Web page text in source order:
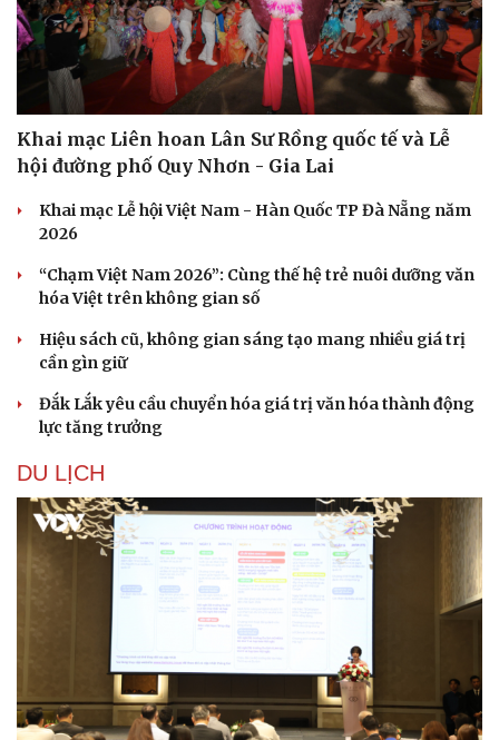
Khai mạc Liên hoan Lân Sư Rồng quốc tế và Lễ
hội đường phố Quy Nhơn - Gia Lai
Khai mạc Lễ hội Việt Nam - Hàn Quốc TP Đà Nẵng năm
2026
“Chạm Việt Nam 2026”: Cùng thế hệ trẻ nuôi dưỡng văn
hóa Việt trên không gian số
Hiệu sách cũ, không gian sáng tạo mang nhiều giá trị
cần gìn giữ
Đắk Lắk yêu cầu chuyển hóa giá trị văn hóa thành động
lực tăng trưởng
DU LỊCH